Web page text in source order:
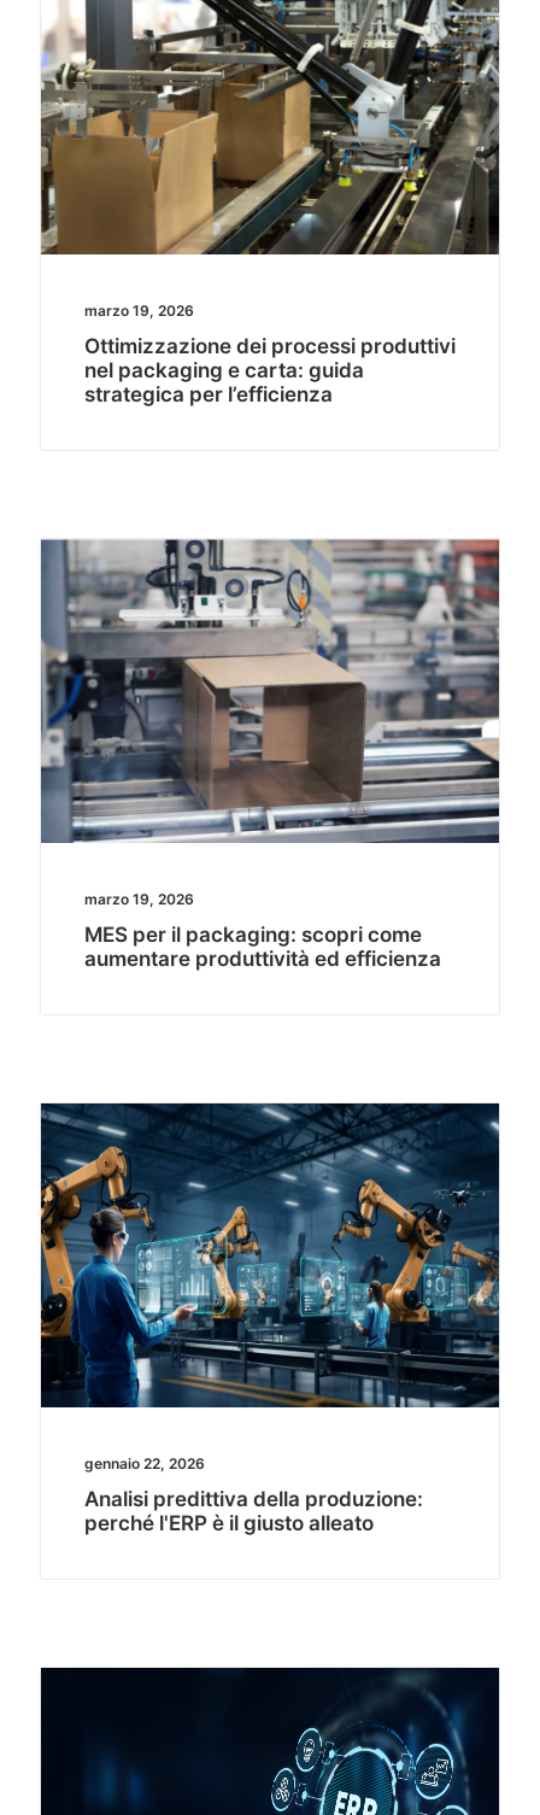
marzo 19, 2026
Ottimizzazione dei processi produttivi
nel packaging e carta: guida
strategica per l’efficienza
marzo 19, 2026
MES per il packaging: scopri come
aumentare produttività ed efficienza
gennaio 22, 2026
Analisi predittiva della produzione:
perché l'ERP è il giusto alleato​